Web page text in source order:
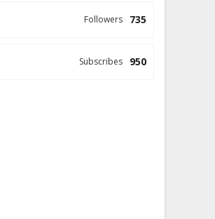
735
Followers
950
Subscribes